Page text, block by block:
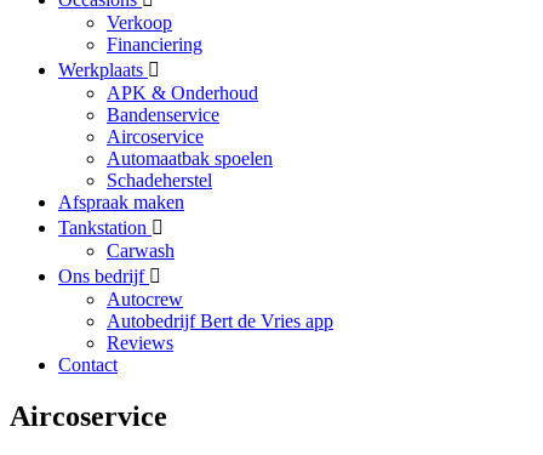
Verkoop
Financiering
Werkplaats
APK & Onderhoud
Bandenservice
Aircoservice
Automaatbak spoelen
Schadeherstel
Afspraak maken
Tankstation
Carwash
Ons bedrijf
Autocrew
Autobedrijf Bert de Vries app
Reviews
Contact
Aircoservice